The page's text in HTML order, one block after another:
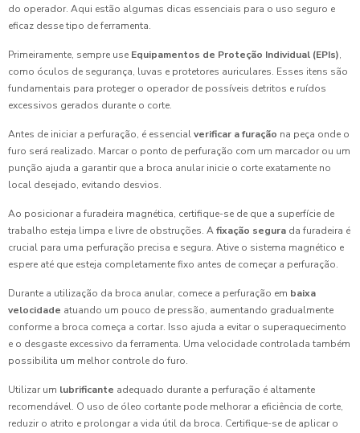
do operador. Aqui estão algumas dicas essenciais para o uso seguro e
eficaz desse tipo de ferramenta.
Primeiramente, sempre use Equipamentos de Proteção Individual (EPIs),
como óculos de segurança, luvas e protetores auriculares. Esses itens são
fundamentais para proteger o operador de possíveis detritos e ruídos
excessivos gerados durante o corte.
Antes de iniciar a perfuração, é essencialverificar a furação na peça onde o
furo será realizado. Marcar o ponto de perfuração com um marcador ou um
punção ajuda a garantir que a broca anular inicie o corte exatamente no
local desejado, evitando desvios.
Ao posicionar a furadeira magnética, certifique-se de que a superfície de
trabalho esteja limpa e livre de obstruções. Afixação segura da furadeira é
crucial para uma perfuração precisa e segura. Ative o sistema magnético e
espere até que esteja completamente fixo antes de começar a perfuração.
Durante a utilização da broca anular, comece a perfuração em baixa
velocidade atuando um pouco de pressão, aumentando gradualmente
conforme a broca começa a cortar. Isso ajuda a evitar o superaquecimento
e o desgaste excessivo da ferramenta. Uma velocidade controlada também
possibilita um melhor controle do furo.
Utilizar um lubrificante adequado durante a perfuração é altamente
recomendável. O uso de óleo cortante pode melhorar a eficiência de corte,
reduzir o atrito e prolongar a vida útil da broca. Certifique-se de aplicar o